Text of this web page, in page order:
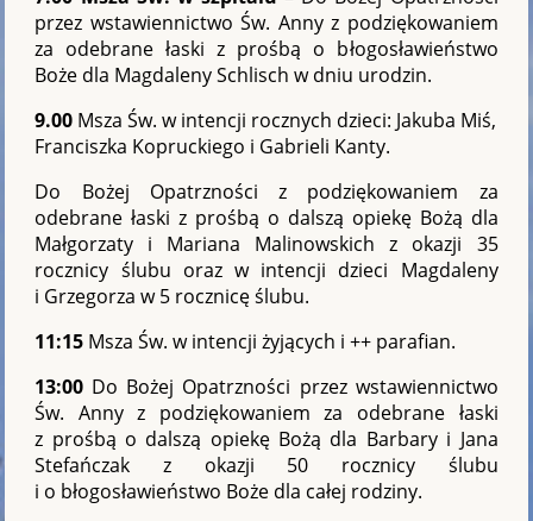
przez wstawiennictwo Św. Anny z podziękowaniem
za odebrane łaski z prośbą o błogosławieństwo
Boże dla Magdaleny Schlisch w dniu urodzin.
9.00 Msza Św. w intencji rocznych dzieci: Jakuba Miś,
Franciszka Kopruckiego i Gabrieli Kanty.
Do Bożej Opatrzności z podziękowaniem za
odebrane łaski z prośbą o dalszą opiekę Bożą dla
Małgorzaty i Mariana Malinowskich z okazji 35
rocznicy ślubu oraz w intencji dzieci Magdaleny
i Grzegorza w 5 rocznicę ślubu.
11:15 Msza Św. w intencji żyjących i ++ parafian.
13:00 Do Bożej Opatrzności przez wstawiennictwo
Św. Anny z podziękowaniem za odebrane łaski
z prośbą o dalszą opiekę Bożą dla Barbary i Jana
Stefańczak z okazji 50 rocznicy ślubu
i o błogosławieństwo Boże dla całej rodziny.